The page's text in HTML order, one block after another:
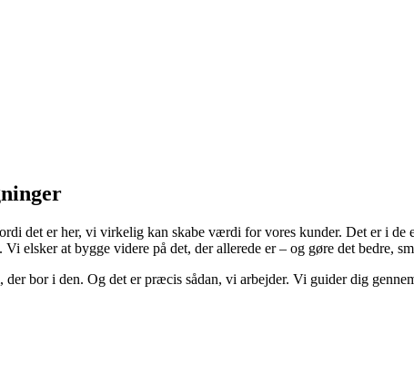
det er her, vi virkelig kan skabe værdi for vores kunder. Det er i de
elsker at bygge videre på det, der allerede er – og gøre det bedre,
bor i den. Og det er præcis sådan, vi arbejder. Vi guider dig